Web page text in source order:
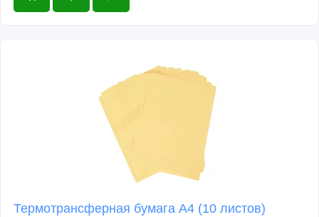
Термотрансферная бумага А4 (10 листов)